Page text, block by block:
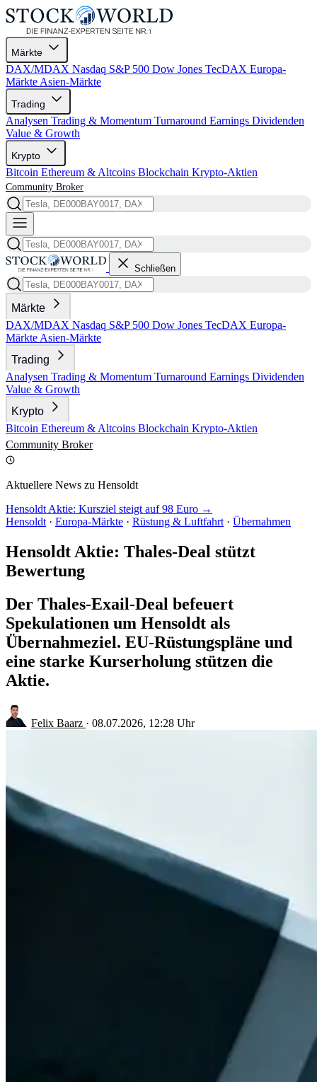
Märkte
DAX/MDAX Nasdaq S&P 500 Dow Jones TecDAX Europa-
Märkte Asien-Märkte
Trading
Analysen Trading & Momentum Turnaround Earnings Dividenden
Value & Growth
Krypto
Bitcoin Ethereum & Altcoins Blockchain Krypto-Aktien
Community Broker
Schließen
Märkte
DAX/MDAX Nasdaq S&P 500 Dow Jones TecDAX Europa-
Märkte Asien-Märkte
Trading
Analysen Trading & Momentum Turnaround Earnings Dividenden
Value & Growth
Krypto
Bitcoin Ethereum & Altcoins Blockchain Krypto-Aktien
Community Broker
Aktuellere News zu Hensoldt
Hensoldt Aktie: Kursziel steigt auf 98 Euro →
Hensoldt · Europa-Märkte · Rüstung & Luftfahrt · Übernahmen
Hensoldt Aktie: Thales-Deal stützt
Bewertung
Der Thales-Exail-Deal befeuert
Spekulationen um Hensoldt als
Übernahmeziel. EU-Rüstungspläne und
eine starke Kurserholung stützen die
Aktie.
Felix Baarz · 08.07.2026, 12:28 Uhr